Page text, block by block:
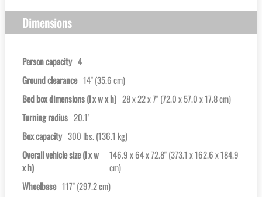
Dimensions
Person capacity 4
Ground clearance 14'' (35.6 cm)
Bed box dimensions (l x w x h) 28 x 22 x 7'' (72.0 x 57.0 x 17.8 cm)
Turning radius 20.1'
Box capacity 300 lbs. (136.1 kg)
Overall vehicle size (l x w
x h)
146.9 x 64 x 72.8'' (373.1 x 162.6 x 184.9
cm)
Wheelbase 117'' (297.2 cm)